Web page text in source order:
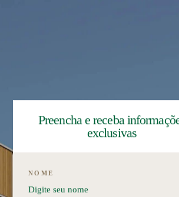
Preencha e receba informações
exclusivas